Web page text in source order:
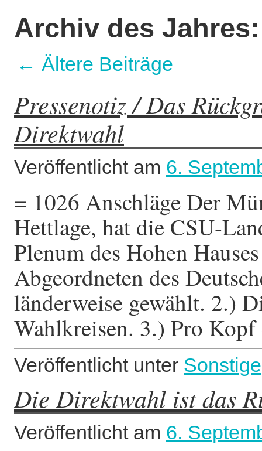
Archiv des
← Ältere Beiträge
Pressenotiz / Das
Direktwahl
Veröffentlicht am 6.
= 1026 Anschläge Der
Hettlage, hat die CSU-
Plenum des Hohen
Abgeordneten des
länderweise gewählt. 2.)
Wahlkreisen. 3.) Pro
Veröffentlicht unter Sonstige
Die Direktwahl ist das
Veröffentlicht am 6.